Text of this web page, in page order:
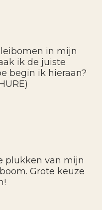
tuin.
hoe moet ik mijn
ik de juiste
begin ik hieraan?